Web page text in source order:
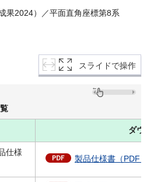
果2024）／平面直角座標第8系
スライドで操作
ダウ
仕様
製品仕様書（PDF